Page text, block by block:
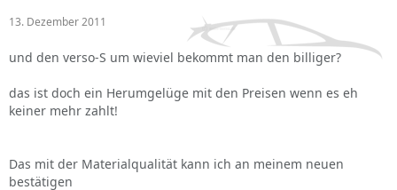
13. Dezember 2011
und den verso-S um wieviel bekommt man den billiger?
das ist doch ein Herumgelüge mit den Preisen wenn es eh
keiner mehr zahlt!
Das mit der Materialqualität kann ich an meinem neuen
bestätigen